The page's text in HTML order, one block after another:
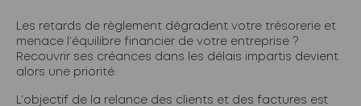
Les retards de règlement dégradent votre trésorerie et
menace l’équilibre financier de votre entreprise ?
Recouvrir ses créances dans les délais impartis devient
alors une priorité.
L’objectif de la relance des clients et des factures est